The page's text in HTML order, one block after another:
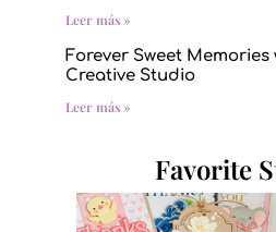
Leer más »
Forever Sweet Memories
Creative Studio
Leer más »
Favorite